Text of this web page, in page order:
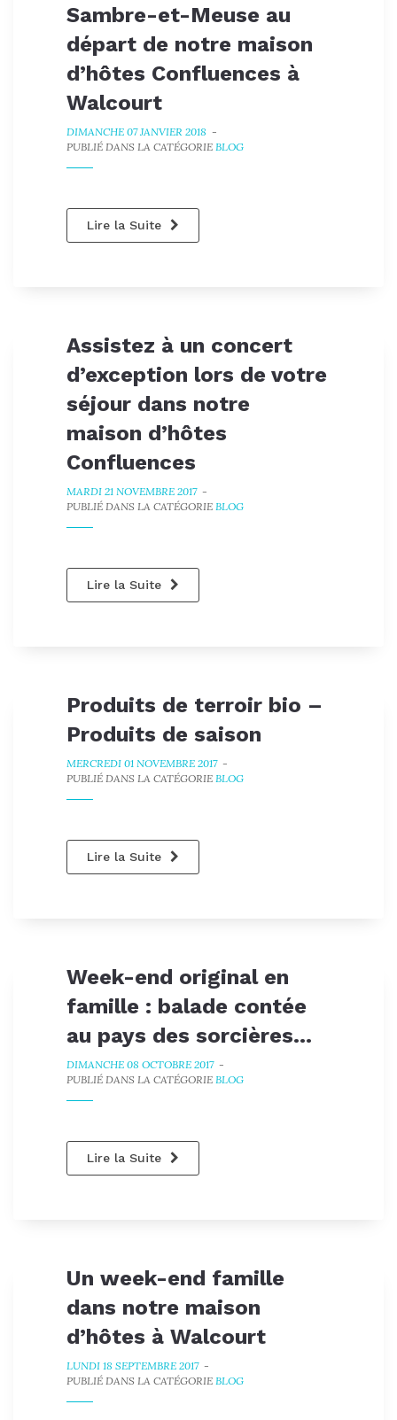
Sambre-et-Meuse au
départ de notre maison
d’hôtes Confluences à
Walcourt
DIMANCHE 07 JANVIER 2018 -
PUBLIÉ DANS LA CATÉGORIE BLOG
Lire la Suite
Assistez à un concert
d’exception lors de votre
séjour dans notre
maison d’hôtes
Confluences
MARDI 21 NOVEMBRE 2017-
PUBLIÉ DANS LA CATÉGORIE BLOG
Lire la Suite
Produits de terroir bio –
Produits de saison
MERCREDI 01 NOVEMBRE 2017-
PUBLIÉ DANS LA CATÉGORIE BLOG
Lire la Suite
Week-end original en
famille : balade contée
au pays des sorcières...
DIMANCHE 08 OCTOBRE 2017-
PUBLIÉ DANS LA CATÉGORIE BLOG
Lire la Suite
Un week-end famille
dans notre maison
d’hôtes à Walcourt
LUNDI 18 SEPTEMBRE 2017-
PUBLIÉ DANS LA CATÉGORIE BLOG